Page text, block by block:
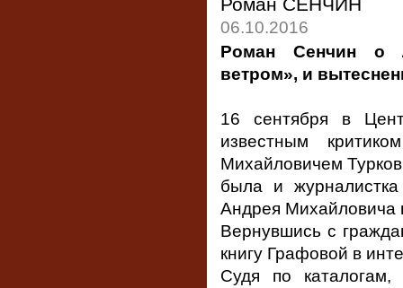
06.10.2016
Роман Сенчин о
ветром», и
16 сентября в
известным
Михайловичем
была и
Андрея Михайловича
Вернувшись с
книгу Графовой в
Судя по